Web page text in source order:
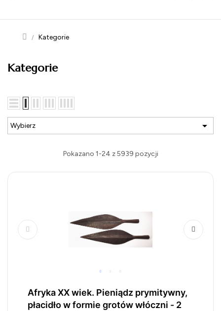
Kategorie
Kategorie
Wybierz 
Pokazano 1-24 z 5939 pozycji
Afryka XX wiek. Pieniądz prymitywny,
płacidło w formie grotów włóczni - 2